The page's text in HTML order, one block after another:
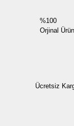
%100
Orjinal Ürün
Ücretsiz